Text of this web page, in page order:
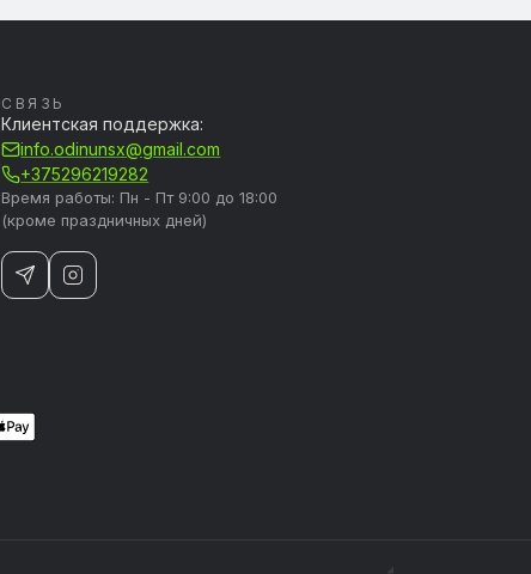
СВЯЗЬ
Клиентская поддержка:
info.odinunsx@gmail.com
+375296219282
Время работы: Пн - Пт 9:00 до 18:00
(кроме праздничных дней)